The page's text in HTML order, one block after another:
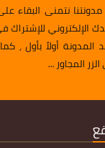
نتمنى البقاء
الإلكتروني للإشتراك
المدونة أولاً بأول ،
المجاور ...